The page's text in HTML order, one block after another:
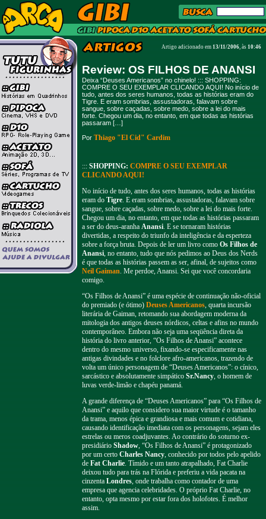
Artigo adicionado em 13/11/2006, às 10:46
Review: OS FILHOS DE ANANSI
Deixa “Deuses Americanos” no chinelo! ::: SHOPPING:
COMPRE O SEU EXEMPLAR CLICANDO AQUI! No início de
tudo, antes dos seres humanos, todas as histórias eram do
Tigre. E eram sombrias, assustadoras, falavam sobre
sangue, sobre caçadas, sobre medo, sobre a lei do mais
forte. Chegou um dia, no entanto, em que todas as histórias
passaram […]
Por Thiago "El Cid" Cardim
::: SHOPPING: COMPRE O SEU EXEMPLAR
CLICANDO AQUI!
No início de tudo, antes dos seres humanos, todas as histórias
eram do Tigre. E eram sombrias, assustadoras, falavam sobre
sangue, sobre caçadas, sobre medo, sobre a lei do mais forte.
Chegou um dia, no entanto, em que todas as histórias passaram
a ser do deus-aranha Anansi. E se tornaram histórias
divertidas, a respeito do triunfo da inteligência e da esperteza
sobre a força bruta. Depois de ler um livro como Os Filhos de
Anansi, no entanto, tudo que nós pedimos ao Deus dos Nerds
é que todas as histórias passem as ser, afinal, de sujeitos como
Neil Gaiman. Me perdoe, Anansi. Sei que você concordaria
comigo.
“Os Filhos de Anansi” é uma espécie de continuação não-oficial
do premiado (e ótimo) Deuses Americanos, quarta incursão
literária de Gaiman, retomando sua abordagem moderna da
mitologia dos antigos deuses nórdicos, celtas e afins no mundo
contemporâneo. Embora não seja uma seqüência direta da
história do livro anterior, “Os Filhos de Anansi” acontece
dentro do mesmo universo, fixando-se especificamente nas
antigas divindades e no folclore afro-americanos, trazendo de
volta um único personagem de “Deuses Americanos”: o cínico,
sarcástico e absolutamente simpático Sr.Nancy, o homem de
luvas verde-limão e chapéu panamá.
A grande diferença de “Deuses Americanos” para “Os Filhos de
Anansi” e aquilo que considero sua maior virtude é o tamanho
da trama, menos épica e grandiosa e mais comum e cotidiana,
causando identificação imediata com os personagens, sejam eles
estrelas ou meros coadjuvantes. Ao contrário do soturno ex-
presidiário Shadow, “Os Filhos de Anansi” é protagonizado
por um certo Charles Nancy, conhecido por todos pelo apelido
de Fat Charlie. Tímido e um tanto atrapalhado, Fat Charlie
deixou tudo para trás na Flórida e preferiu a vida pacata na
cinzenta Londres, onde trabalha como contador de uma
empresa que agencia celebridades. O próprio Fat Charlie, no
entanto, opta mesmo por estar fora dos holofotes. É melhor
assim.